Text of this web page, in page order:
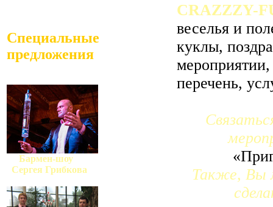
Специальные
предложения
Бармен-шоу
Сергея Грибкова
CRAZZZY-
веселья и
куклы,
мероприятии,
перечень,
Также, Вы